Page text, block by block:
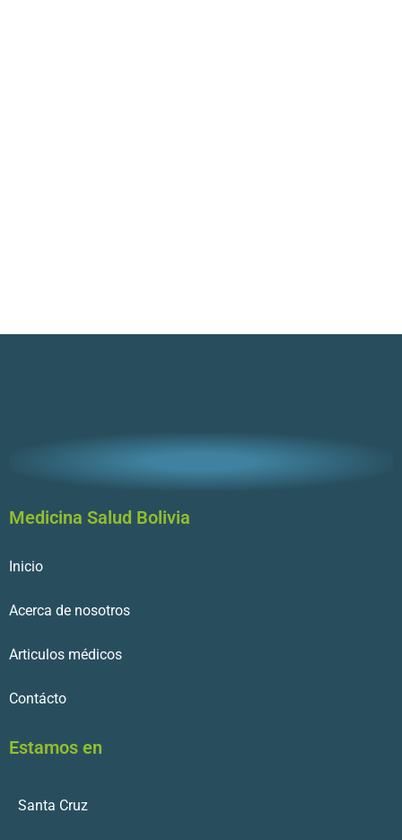
Medicina Salud Bolivia
Inicio
Acerca de nosotros
Articulos médicos
Contácto
Estamos en
Santa Cruz